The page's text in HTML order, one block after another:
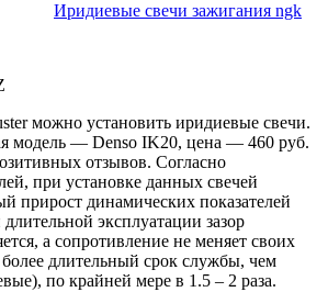
Иридиевые свечи зажигания ngk
можно установить иридиевые свечи.
модель — Denso IK20, цена — 460 руб.
отзывов. Согласно
при установке данных свечей
прирост динамических показателей
эксплуатации зазор
а сопротивление не меняет своих
длительный срок службы, чем
по крайней мере в 1.5 – 2 раза.